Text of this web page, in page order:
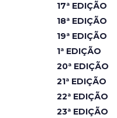
17ª EDIÇÃO
18ª EDIÇÃO
19ª EDIÇÃO
1ª EDIÇÃO
20ª EDIÇÃO
21ª EDIÇÃO
22ª EDIÇÃO
23ª EDIÇÃO